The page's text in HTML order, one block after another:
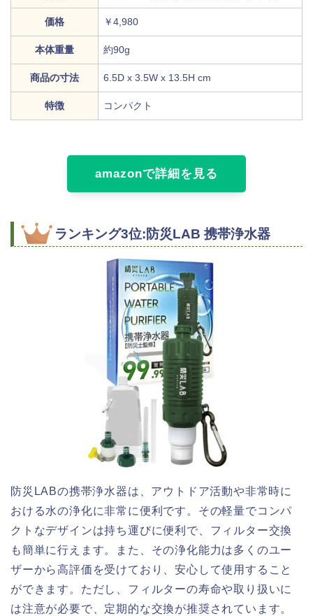
価格 ￥4,980
本体重量 約90g
商品の寸法 6.5D x 3.5W x 13.5H cm
特徴 コンパクト
amazonで詳細を見る
ランキング3位:防災LAB 携帯浄水器
防災LABの携帯浄水器は、アウトドア活動や非常時に
おける水の浄化に非常に便利です。その軽量でコンパ
クトなデザインは持ち運びに便利で、フィルター交換
も簡単に行えます。また、その浄化能力は多くのユー
ザーから高評価を受けており、安心して使用すること
ができます。ただし、フィルターの寿命や取り扱いに
は注意が必要で、定期的な交換が推奨されています。